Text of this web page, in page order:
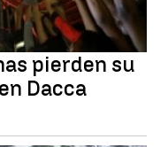
pierden su
Dacca